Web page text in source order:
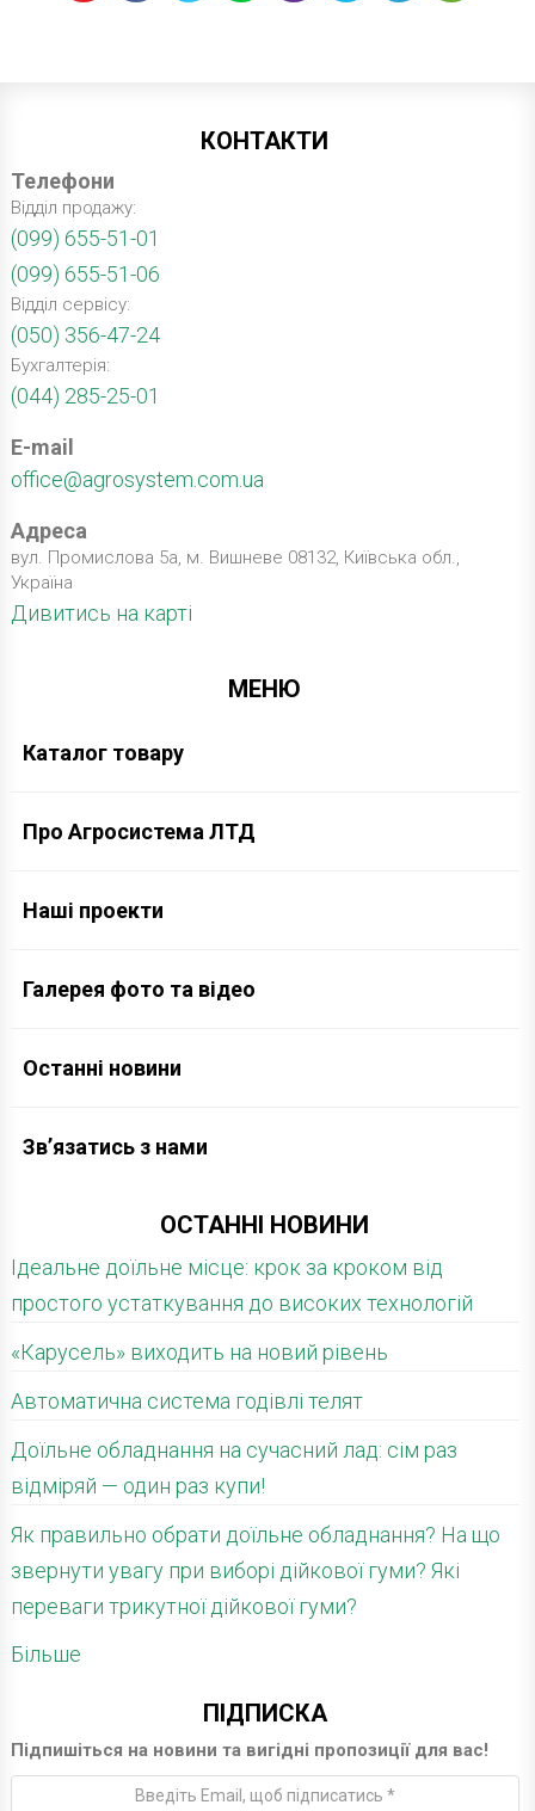
КОНТАКТИ
Телефони
Відділ продажу:
(099) 655-51-01
(099) 655-51-06
Відділ сервісу:
(050) 356-47-24
Бухгалтерія:
(044) 285-25-01
E-mail
office@agrosystem.com.ua
Адреса
вул. Промислова 5а, м. Вишневе 08132, Київська обл.,
Україна
Дивитись на карті
МЕНЮ
Каталог товару
Про Агросистема ЛТД
Наші проекти
Галерея фото та відео
Останні новини
Зв’язатись з нами
ОСТАННІ НОВИНИ
Ідеальне доїльне місце: крок за кроком від
простого устаткування до високих технологій
«Карусель» виходить на новий рівень
Автоматична система годівлі телят
Доїльне обладнання на сучасний лад: сім раз
відміряй — один раз купи!
Як правильно обрати доїльне обладнання? На що
звернути увагу при виборі дійкової гуми? Які
переваги трикутної дійкової гуми?
Більше
ПІДПИСКА
Підпишіться на новини та вигідні пропозиції для вас!